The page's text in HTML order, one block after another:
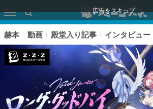
広告をスキップ
赫本 動画 殿堂入り記事 インタビュー